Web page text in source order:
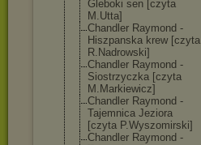
Gleboki sen [czyta
M.Utta]
Chandler Raymond -
Hiszpanska krew [czyta
R.Nadrowski]
Chandler Raymond -
Siostrzyczka [czyta
M.Markiewicz]
Chandler Raymond -
Tajemnica Jeziora
[czyta P.Wyszomirski]
Chandler Raymond -